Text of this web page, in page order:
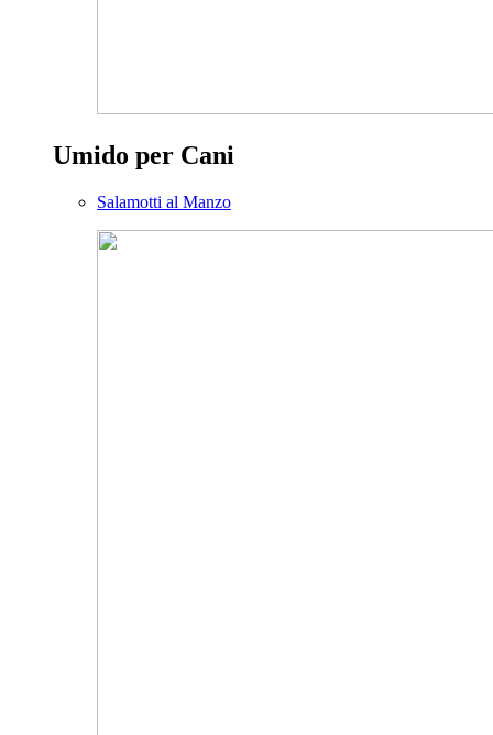
Umido per Cani
Salamotti al Manzo